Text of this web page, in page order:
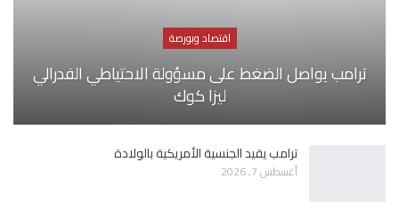
اقتصاد وبورصة
ترامب يواصل الضغط على مسؤولة الاحتياطي الفدرالي
ليزا كوك
ترامب يقيد الجنسية الأمريكية بالولادة
أغسطس 7, 2026